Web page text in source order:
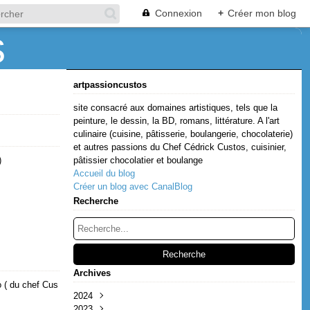
Connexion + Créer mon blog
( du chef Cus
artpassioncustos
site consacré aux domaines artistiques, tels que la
peinture, le dessin, la BD, romans, littérature. A l'art
culinaire (cuisine, pâtisserie, boulangerie, chocolaterie)
et autres passions du Chef Cédrick Custos, cuisinier,
pâtissier chocolatier et boulange
Accueil du blog
Créer un blog avec CanalBlog
Recherche
Archives
2024